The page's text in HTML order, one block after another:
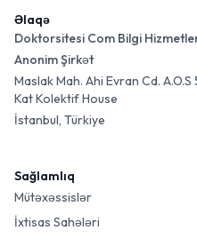
Əlaqə
Doktorsitesi Com Bilgi
Anonim Şirkət
Maslak Mah. Ahi Evran Cd.
Kat Kolektif House
İstanbul, Türkiye
Sağlamlıq
Mütəxəssislər
İxtisas Sahələri